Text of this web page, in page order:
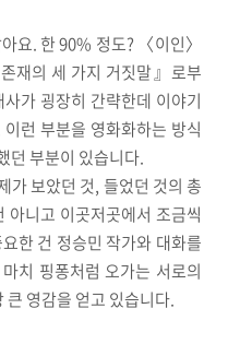
요. 한 90% 정도? 〈이인〉
재의 세 가지 거짓말』로부
가 굉장히 간략한데 이야기
런 부분을 영화화하는 방식
던 부분이 있습니다.
가 보았던 것, 들었던 것의 총
아니고 이곳저곳에서 조금씩
한 건 정승민 작가와 대화를
치 핑퐁처럼 오가는 서로의
영감을 얻고 있습니다.